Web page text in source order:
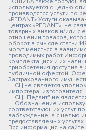
используется с целью
производятся услуги по
«PEDANT».Услуги
центрах «PEDANT», не
товарных знаков и/или с
отношении товаров,
оборот в смысле статьи
могут меняться в
проводимых работ
комплектациях и их
приобретения доступна
публичной офертой.
Застрахованного
— СЦ не является
импортера, изготовителя.
— СЦ "Педант" не
— Обозначение
соответствующих услуг
заблуждение, а с целью
предоставляемых
Вся информация на